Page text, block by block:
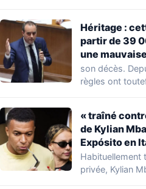
Héritage :
partir de 39
une
nombreuses
son décès.
règles ont
« traîné
de Kylian
Expósito en
Habituellement
privée, Kylian